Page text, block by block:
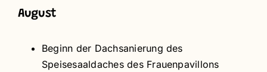
August
Beginn der Dachsanierung des
Speisesaaldaches des Frauenpavillons